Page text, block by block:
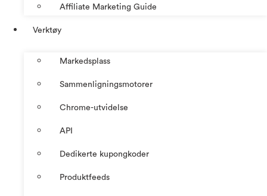
Affiliate Marketing Guide
Verktøy
Markedsplass
Sammenligningsmotorer
Chrome-utvidelse
API
Dedikerte kupongkoder
Produktfeeds